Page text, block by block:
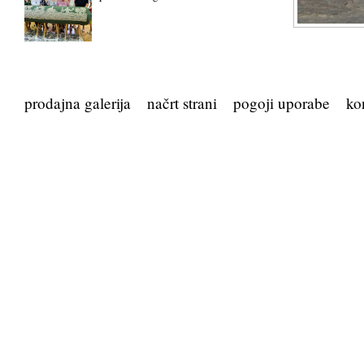
prodajna galerija načrt strani pogoji uporabe